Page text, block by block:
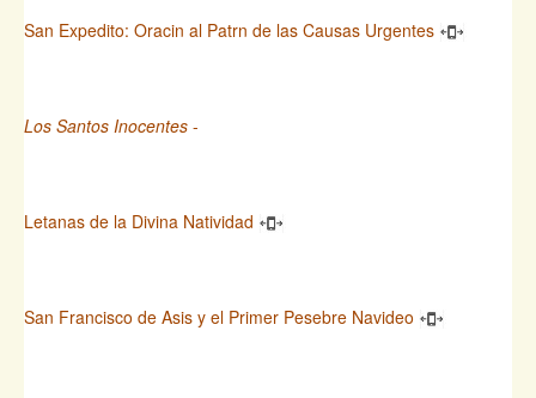
San Expedito: Oracin al Patrn de las Causas Urgentes
Los Santos Inocentes -
Letanas de la Divina Natividad
San Francisco de Asis y el Primer Pesebre Navideo